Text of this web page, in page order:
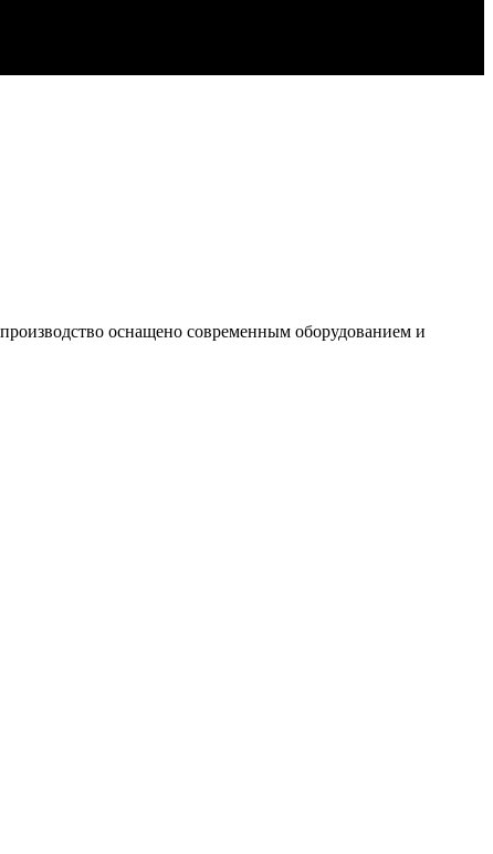
оснащено современным оборудованием и